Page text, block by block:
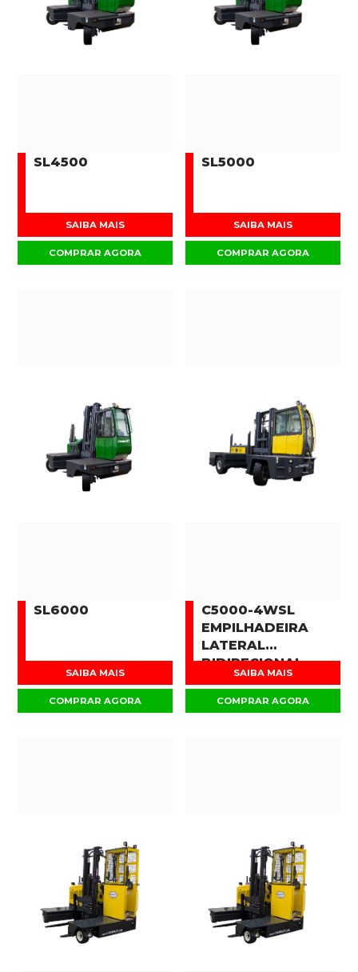
SL4500
SAIBA MAIS
COMPRAR AGORA
SL5000
SAIBA MAIS
COMPRAR AGORA
SL6000
SAIBA MAIS
COMPRAR AGORA
C5000-4WSL
EMPILHADEIRA
LATERAL
BIDIRECIONAL
SAIBA MAIS
COMPRAR AGORA